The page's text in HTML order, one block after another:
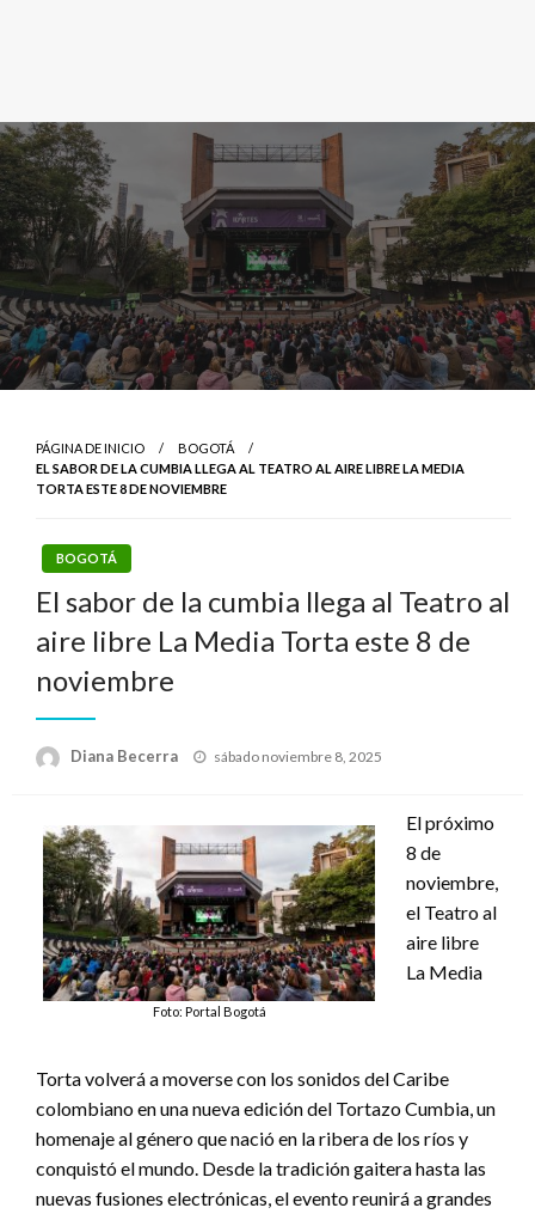
PÁGINA DE INICIO
BOGOTÁ
EL SABOR DE LA CUMBIA LLEGA AL TEATRO AL AIRE LIBRE LA MEDIA
TORTA ESTE 8 DE NOVIEMBRE
BOGOTÁ
El sabor de la cumbia llega al Teatro al
aire libre La Media Torta este 8 de
noviembre
Diana Becerra
Publicado
sábado noviembre 8, 2025
Foto: Portal Bogotá
El próximo
8 de
noviembre,
el Teatro al
aire libre
La Media
Torta volverá a moverse con los sonidos del Caribe
colombiano en una nueva edición del Tortazo Cumbia, un
homenaje al género que nació en la ribera de los ríos y
conquistó el mundo. Desde la tradición gaitera hasta las
nuevas fusiones electrónicas, el evento reunirá a grandes